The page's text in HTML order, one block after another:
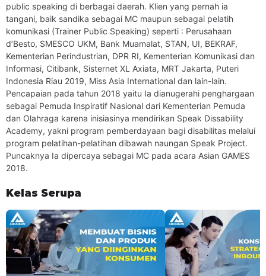
public speaking di berbagai daerah. Klien yang pernah ia
tangani, baik sandika sebagai MC maupun sebagai pelatih
komunikasi (Trainer Public Speaking) seperti : Perusahaan
d’Besto, SMESCO UKM, Bank Muamalat, STAN, UI, BEKRAF,
Kementerian Perindustrian, DPR RI, Kementerian Komunikasi dan
Informasi, Citibank, Sisternet XL Axiata, MRT Jakarta, Puteri
Indonesia Riau 2019, Miss Asia International dan lain-lain.
Pencapaian pada tahun 2018 yaitu Ia dianugerahi penghargaan
sebagai Pemuda Inspiratif Nasional dari Kementerian Pemuda
dan Olahraga karena inisiasinya mendirikan Speak Dissability
Academy, yakni program pemberdayaan bagi disabilitas melalui
program pelatihan-pelatihan dibawah naungan Speak Project.
Puncaknya Ia dipercaya sebagai MC pada acara Asian GAMES
2018.
Kelas Serupa